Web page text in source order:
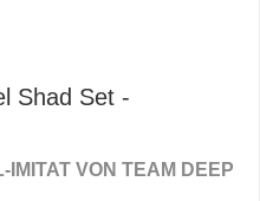
Shad Set -
VON TEAM DEEP